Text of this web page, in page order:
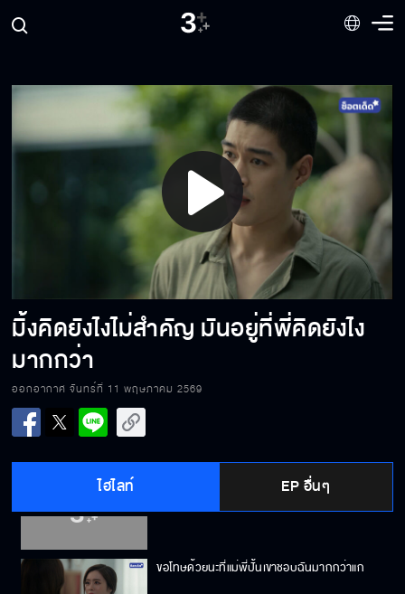
Play
Video
มิ้งคิดยังไงไม่สำคัญ มันอยู่ที่พี่คิดยังไง
มากกว่า
ออกอากาศ จันทร์ที่ 11 พฤษภาคม 2569
ไฮไลท์ EP อื่นๆ
มีกิ๊กก็ต้องมานั่งปกปิด จะมีชีวิตมันวุ่นวายไป
ทำไม
พายว่าใครไม่ได้เลย แต่ทุกคนมีสิทธิ์ว่าพายได้
หมดเลย
คนเราไม่จำเป็นรู้ทุกเรื่อง โดยเฉพาะเรื่องที่ทำให้
เราไม่มีความสุข
การที่เราเคยแท้งไม่ได้แปลว่าเราเป็นคนไม่ดี
ทำไมพี่ปั้นให้พายไปหาหมอคนเดียว แม่ไปพูด
ขอโทษด้วยนะที่แม่พี่ปั้นเขาชอบฉันมากกว่าแก